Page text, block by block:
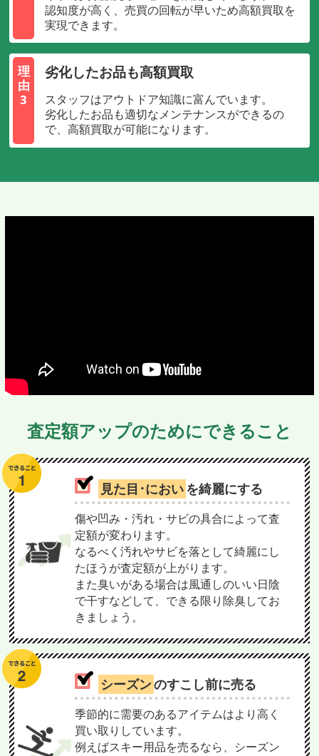
認知度が高く、売買の回転が早いため高額買取を
実現できます。
理
由
3
劣化したお品も高額買取
スタッフはアウトドア知識に富んでいます。
劣化したお品も適切なメンテナンスができるの
で、高額買取が可能になります。
査定額アップのためにできること
見た目･におい を綺麗にする
傷や凹み・汚れ・サビの具合によって査
定額が変わります。
なるべく汚れやサビを落として綺麗にし
たほうが査定額が上がります。
また臭いがある場合は風通しのいい日陰
で干すなどして、できる限り除臭してお
きましょう。
シーズンのすこし前に売る
季節的に需要のあるアイテムはより高く
買い取りしています。
例えばスキー用品を売るなら、シーズン